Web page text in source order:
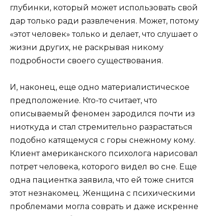
глубинки, который может использовать свой
дар только ради развлечения. Может, потому
«этот человек» только и делает, что слушает о
жизни других, не раскрывая никому
подробности своего существования.
И, наконец, еще одно материалистическое
предположение. Кто-то считает, что
описываемый феномен зародился почти из
ниоткуда и стал стремительно разрастаться
подобно катящемуся с горы снежному кому.
Клиент американского психолога нарисовал
потрет человека, которого видел во сне. Еще
одна пациентка заявила, что ей тоже снится
этот незнакомец. Женщина с психическими
проблемами могла соврать и даже искренне